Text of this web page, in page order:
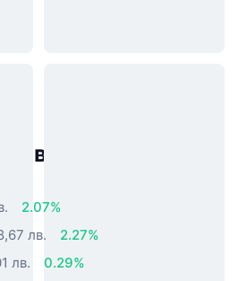
от реалния
2.07%
лв.
2.27%
лв.
0.29%